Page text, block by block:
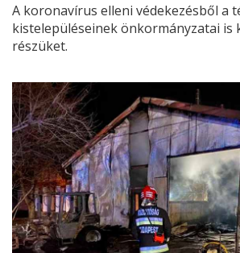
A koronavírus elleni védekezésből a
kistelepüléseinek önkormányzatai is
részüket.